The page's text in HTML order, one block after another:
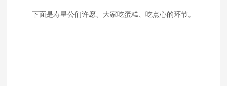
下面是寿星公们许愿、大家吃蛋糕、吃点心的环节。